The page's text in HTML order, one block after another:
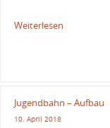
Weiterlesen
Jugendbahn – Aufbau
10. April 2018